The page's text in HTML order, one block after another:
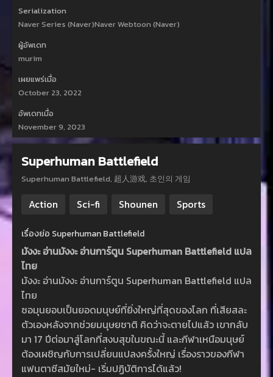
Serialization
Naver Series (Naver)Naver Webtoon (Naver)
ผู้อัพเดท
murim
เผยแพร่เมื่อ
October 23, 2022
อัพเดทเมื่อ
November 9, 2023
Superhuman Battlefield
Superhuman Battlefield, 超人游戏, 초인의 게임
Action Sci-fi Shounen Sports
เรื่องย่อ Superhuman Battlefield
มังงะ อ่านมังงะ อ่านการ์ตูน Superhuman Battlefield แปล
ไทย
มังงะ อ่านมังงะ อ่านการ์ตูน Superhuman Battlefield แปล
ไทย
ซอมุนยอบเป็นยอดมนุษย์ที่ยิ่งใหญ่ที่สุดของโลก ที่เสียสละ
ตัวเองหลังจากช่วยมนุษยชาติ คิดว่าจะตายไปแล้ว เขากลับ
มา 17 ปีต่อมาสู่โลกที่สงบสุขในขณะนี้ และกีฬาเหนือมนุษย์
ต้องเผชิญกับการเปลี่ยนแปลงครั้งใหญ่ เรื่องราวของกีฬา
แฟนตาซีสมัยใหม่- เริ่มปฏิบัติการได้แล้ว!